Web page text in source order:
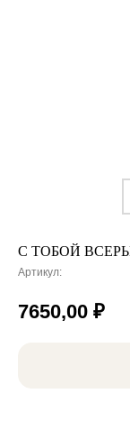
С ТОБОЙ
Артикул:
7650,00 ₽